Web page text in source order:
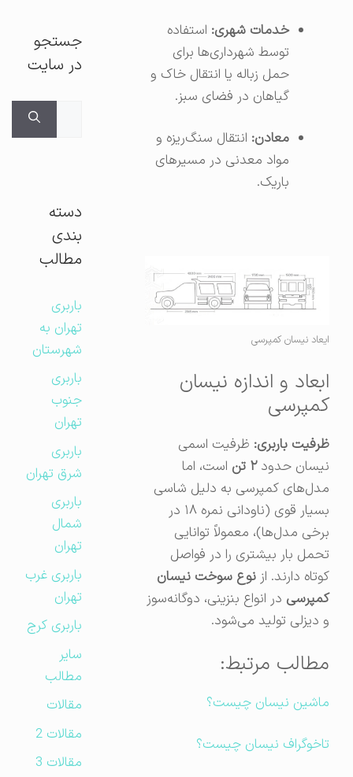
خدمات شهری:استفاده
توسط شهرداری‌ها برای
حمل زباله یا انتقال خاک و
گیاهان در فضای سبز.
معادن:انتقال سنگ‌ریزه و
مواد معدنی در مسیرهای
باریک.
ایعاد نیسان کمپرسی
ابعاد و اندازه نیسان
کمپرسی
ظرفیت باربری:ظرفیت اسمی
نیسان حدود۲ تن
است، اما
مدل‌های کمپرسی به دلیل شاسی
بسیار قوی (ناودانی نمره ۱۸ در
برخی مدل‌ها)، معمولاً توانایی
تحمل بار بیشتری را در فواصل
کوتاه دارند. ازنوع سوخت نیسان
کمپرسیدر انواع بنزینی، دوگانه‌سوز
و دیزلی تولید می‌شود.
مطالب مرتبط:
ماشین نیسان چیست؟
تاخوگراف نیسان چیست؟
جستجو
در سایت
دسته
بندی
مطالب
باربری
تهران به
شهرستان
باربری
جنوب
تهران
باربری
شرق تهران
باربری
شمال
تهران
باربری غرب
تهران
باربری کرج
مطالب
مقالات
مقالات 2
مقالات 3